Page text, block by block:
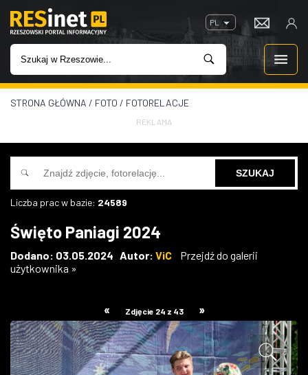
PL
WIADOMOŚCI
INWESTYCJE
IMPREZY
W KINACH
ZDJĘCIA
W RZESZOWIE
STRONA GŁÓWNA / FOTO / FOTORELACJE
REKLAMA
Liczba prac w bazie: 24589
Święto Paniagi 2024
Dodano: 03.05.2024 Autor: ViC
Przejdź do galerii
użytkownika »
« Zdjęcie 24 z 43 »